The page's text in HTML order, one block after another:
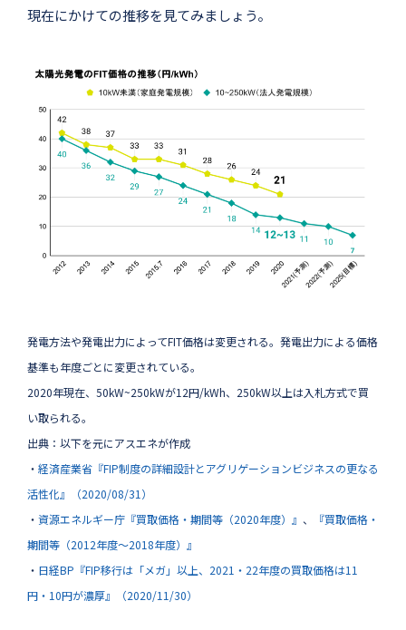
現在にかけての推移を見てみましょう。
発電方法や発電出力によってFIT価格は変更される。発電出力による価格
基準も年度ごとに変更されている。
2020年現在、50kW~250kWが12円/kWh、250kW以上は入札方式で買
い取られる。
出典：以下を元にアスエネが作成
・ 経済産業省『FIP制度の詳細設計とアグリゲーションビジネスの更なる
活性化』（2020/08/31）
・ 資源エネルギー庁『買取価格・期間等（2020年度）』 、
『買取価格・
期間等（2012年度～2018年度）』
・ 日経BP『FIP移行は「メガ」以上、2021・22年度の買取価格は11
円・10円が濃厚』（2020/11/30）